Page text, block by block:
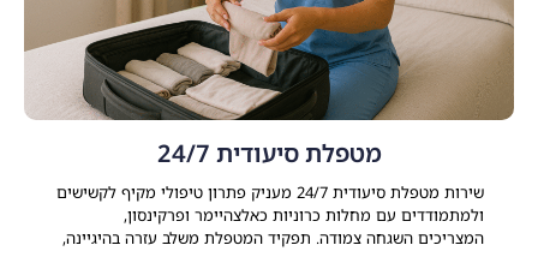
מטפלת סיעודית 24/7
שירות מטפלת סיעודית 24/7 מעניק פתרון טיפולי מקיף לקשישים
ולמתמודדים עם מחלות כרוניות כאלצהיימר ופרקינסון,
המצריכים השגחה צמודה. תפקיד המטפלת משלב עזרה בהיגיינה,